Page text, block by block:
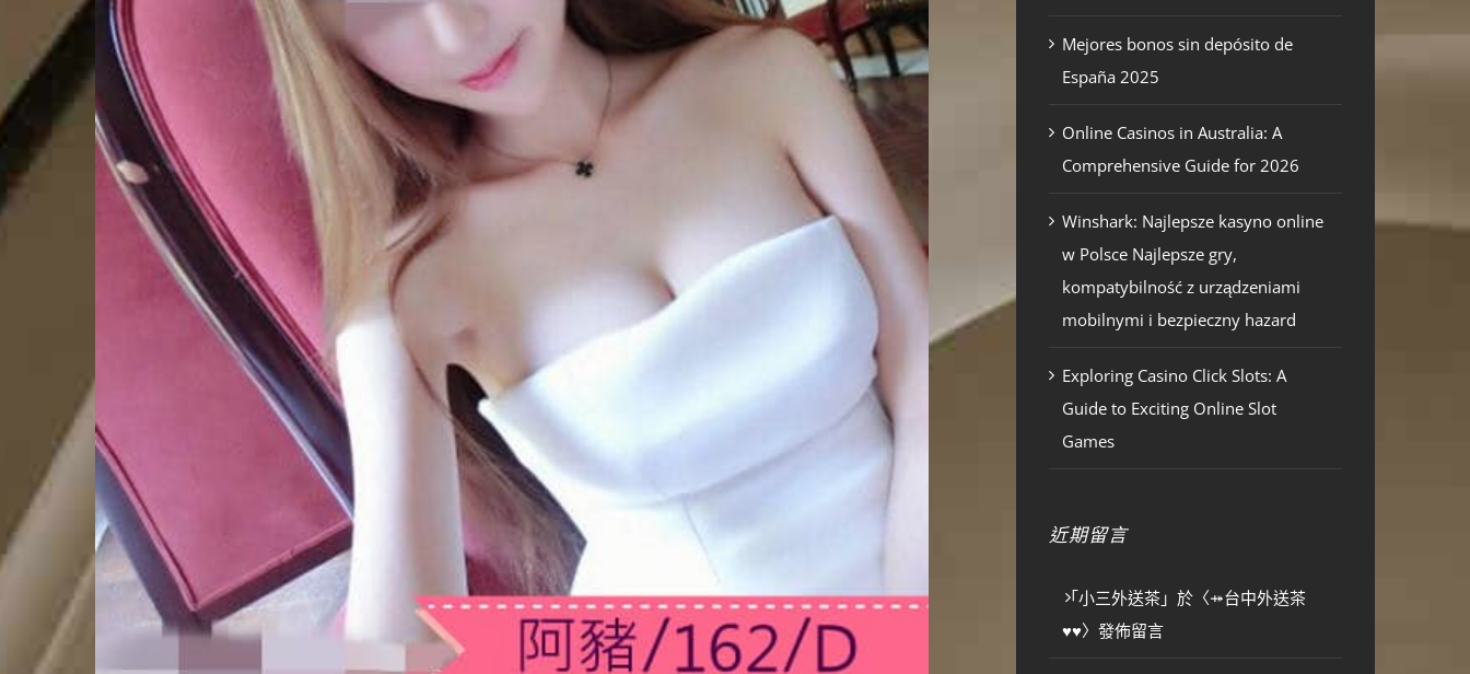
Mejores bonos sin depósito de
España 2025
Online Casinos in Australia: A
Comprehensive Guide for 2026
Winshark: Najlepsze kasyno online
w Polsce Najlepsze gry,
kompatybilność z urządzeniami
mobilnymi i bezpieczny hazard
Exploring Casino Click Slots: A
Guide to Exciting Online Slot
Games
近期留言
「小三外送茶 」於〈⤀台中外送茶
♥♥〉發佈留言